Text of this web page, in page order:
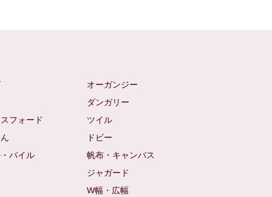
オーガンジー
ダンガリー
フォード
ツイル
ドビー
パイル
帆布・キャンバス
ジャガード
W幅・広幅